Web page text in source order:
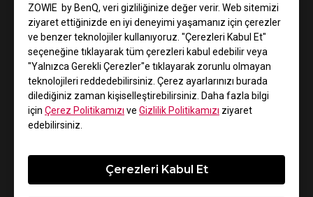
ZOWIE by BenQ, veri gizliliğinize değer verir. Web sitemizi
ziyaret ettiğinizde en iyi deneyimi yaşamanız için çerezler
ve benzer teknolojiler kullanıyoruz. "Çerezleri Kabul Et"
seçeneğine tıklayarak tüm çerezleri kabul edebilir veya
"Yalnızca Gerekli Çerezler"e tıklayarak zorunlu olmayan
teknolojileri reddedebilirsiniz. Çerez ayarlarınızı burada
dilediğiniz zaman kişiselleştirebilirsiniz. Daha fazla bilgi
için Çerez Politikamızı ve Gizlilik Politikamızı ziyaret
edebilirsiniz.
Çerezleri Kabul Et
rekabetçi oyun donanımı geliştirmek içindir. 2015
yılından sonra BenQ Corp firması tarafından şirketin
eSports ürün serisini temsil etmesi için gerçek
rekabetçi deneyim ve eğlence sunan ZOWIE markası
yaratıldı.
“Yaşama Eğlence ve Kalite Katma” kurumsal vizyonu ile